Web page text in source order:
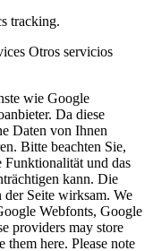
tracking.
Otros servicios
wie Google
Da diese
Daten von Ihnen
Bitte beachten Sie,
Funktionalität und das
kann. Die
der Seite wirksam. We
Webfonts, Google
providers may store
them here. Please note